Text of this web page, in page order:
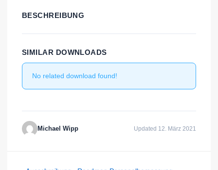
BESCHREIBUNG
SIMILAR DOWNLOADS
No related download found!
Michael Wipp Updated 12. März 2021